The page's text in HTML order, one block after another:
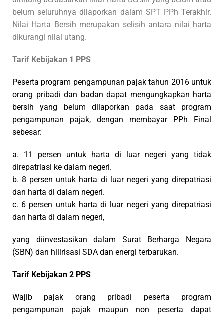
belum seluruhnya dilaporkan dalam SPT PPh Terakhir.
Nilai Harta Bersih merupakan selisih antara nilai harta
dikurangi nilai utang.
Tarif Kebijakan 1 PPS
Peserta program pengampunan pajak tahun 2016 untuk
orang pribadi dan badan dapat mengungkapkan harta
bersih yang belum dilaporkan pada saat program
pengampunan pajak, dengan membayar PPh Final
sebesar:
a. 11 persen untuk harta di luar negeri yang tidak
direpatriasi ke dalam negeri.
b. 8 persen untuk harta di luar negeri yang direpatriasi
dan harta di dalam negeri.
c. 6 persen untuk harta di luar negeri yang direpatriasi
dan harta di dalam negeri,
yang diinvestasikan dalam Surat Berharga Negara
(SBN) dan hilirisasi SDA dan energi terbarukan.
Tarif Kebijakan 2 PPS
Wajib pajak orang pribadi peserta program
pengampunan pajak maupun non peserta dapat